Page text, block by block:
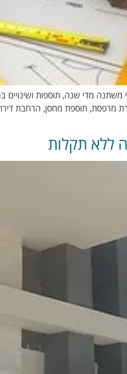
משתנה מדי שנה, תוספות
מרפסת, תוספת מחסן, הרחבת דירה
ללא תקלות